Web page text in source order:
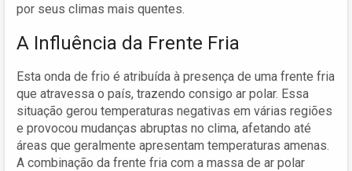
por seus climas mais quentes.
A Influência da Frente Fria
Esta onda de frio é atribuída à presença de uma frente fria
que atravessa o país, trazendo consigo ar polar. Essa
situação gerou temperaturas negativas em várias regiões
e provocou mudanças abruptas no clima, afetando até
áreas que geralmente apresentam temperaturas amenas.
A combinação da frente fria com a massa de ar polar